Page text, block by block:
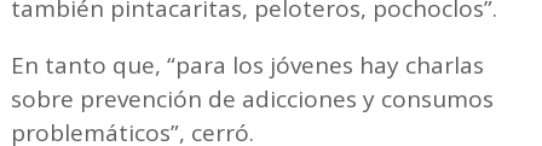
también pintacaritas, peloteros, pochoclos”.
En tanto que, “para los jóvenes hay charlas
sobre prevención de adicciones y consumos
problemáticos”, cerró.